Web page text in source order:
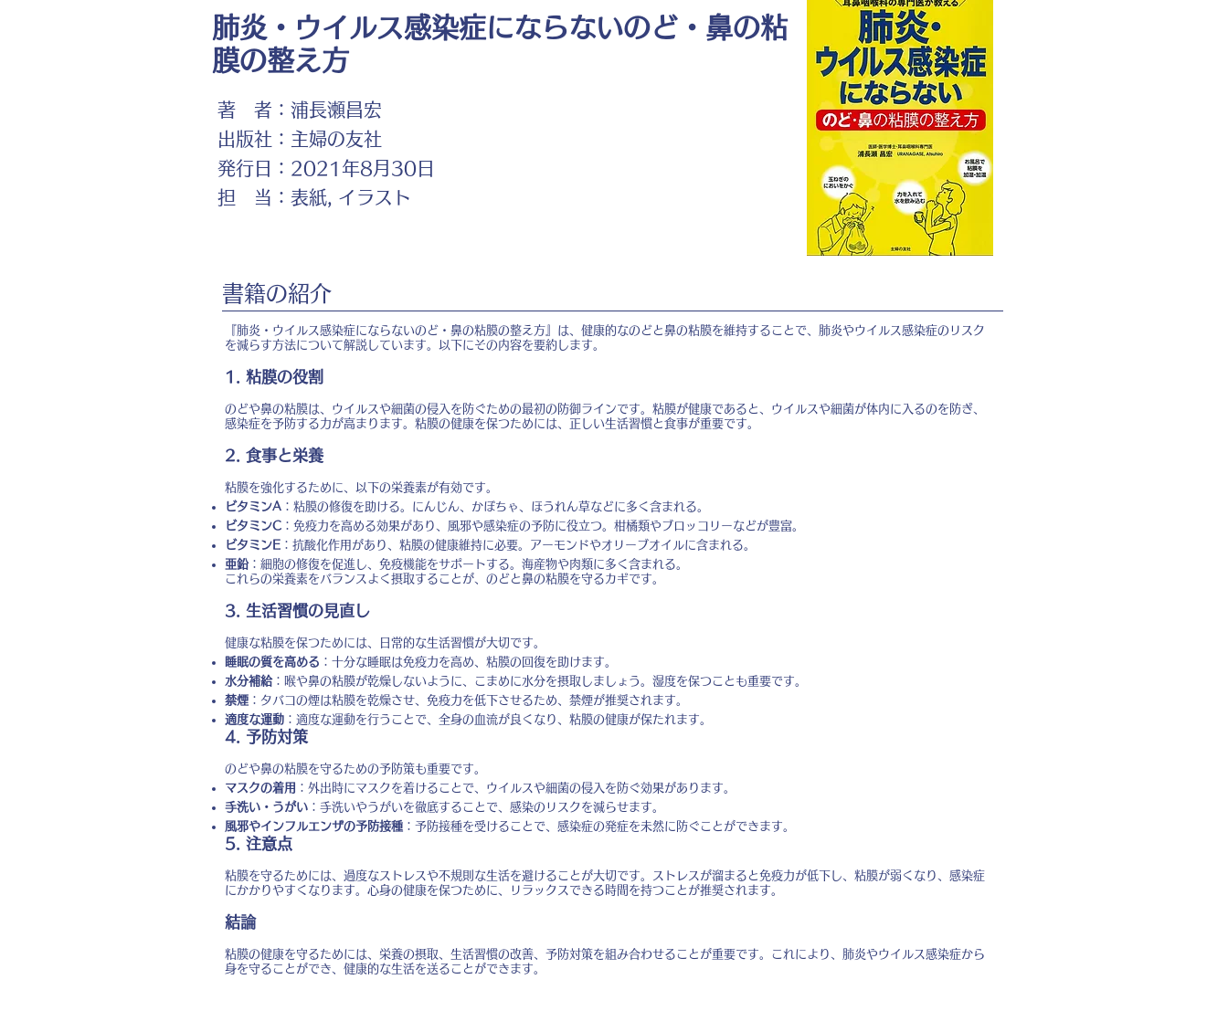
肺炎・ウイルス感染症にならないのど・鼻の粘
膜の整え方
著 者：
出版社：
発行日：
担 当：
浦長瀬昌宏
主婦の友社
2021年8月30日
表紙, イラスト
書籍の紹介
『肺炎・ウイルス感染症にならないのど・鼻の粘膜の整え方』は、健康的なのどと鼻の粘膜を維持することで、肺炎やウイルス感染症のリスク
を減らす方法について解説しています。以下にその内容を要約します。
1. 粘膜の役割
のどや鼻の粘膜は、ウイルスや細菌の侵入を防ぐための最初の防御ラインです。粘膜が健康であると、ウイルスや細菌が体内に入るのを防ぎ、
感染症を予防する力が高まります。粘膜の健康を保つためには、正しい生活習慣と食事が重要です。
2. 食事と栄養
粘膜を強化するために、以下の栄養素が有効です。
ビタミンA ：粘膜の修復を助ける。にんじん、かぼちゃ、ほうれん草などに多く含まれる。
ビタミンC ：免疫力を高める効果があり、風邪や感染症の予防に役立つ。柑橘類やブロッコリーなどが豊富。
ビタミンE ：抗酸化作用があり、粘膜の健康維持に必要。アーモンドやオリーブオイルに含まれる。
亜鉛：細胞の修復を促進し、免疫機能をサポートする。海産物や肉類に多く含まれる。
これらの栄養素をバランスよく摂取することが、のどと鼻の粘膜を守るカギです。
3. 生活習慣の見直し
健康な粘膜を保つためには、日常的な生活習慣が大切です。
睡眠の質を高める ：十分な睡眠は免疫力を高め、粘膜の回復を助けます。
水分補給：喉や鼻の粘膜が乾燥しないように、こまめに水分を摂取しましょう。湿度を保つことも重要です。
禁煙 ：タバコの煙は粘膜を乾燥させ、免疫力を低下させるため、禁煙が推奨されます。
適度な運動 ：適度な運動を行うことで、全身の血流が良くなり、粘膜の健康が保たれます。
4. 予防対策
のどや鼻の粘膜を守るための予防策も重要です。
マスクの着用 ：外出時にマスクを着けることで、ウイルスや細菌の侵入を防ぐ効果があります。
手洗い・うがい ：手洗いやうがいを徹底することで、感染のリスクを減らせます。
風邪やインフルエンザの予防接種 ：予防接種を受けることで、感染症の発症を未然に防ぐことができます。
5. 注意点
粘膜を守るためには、過度なストレスや不規則な生活を避けることが大切です。ストレスが溜まると免疫力が低下し、粘膜が弱くなり、感染症
にかかりやすくなります。心身の健康を保つために、リラックスできる時間を持つことが推奨されます。
結論
粘膜の健康を守るためには、栄養の摂取、生活習慣の改善、予防対策を組み合わせることが重要です。これにより、肺炎やウイルス感染症から
身を守ることができ、健康的な生活を送ることができます。